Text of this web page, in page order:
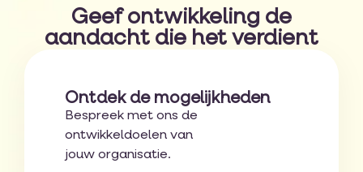
Geef ontwikkeling de
aandacht die het verdient
Ontdek de mogelijkheden
Bespreek met ons de
ontwikkeldoelen van
jouw organisatie.